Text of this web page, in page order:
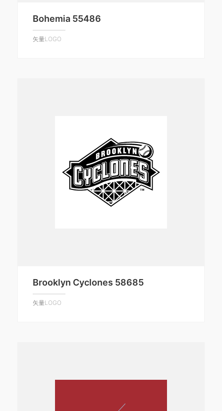
Bohemia 55486
矢量LOGO
Brooklyn Cyclones 58685
矢量LOGO